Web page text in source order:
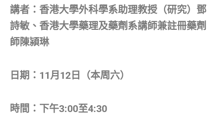
講者：香港大學外科學系助理教授（研究）鄧
詩敏、香港大學藥理及藥劑系講師兼註冊藥劑
師陳潁琳
日期：11月12日（本周六）
時間：下午3:00至4:30